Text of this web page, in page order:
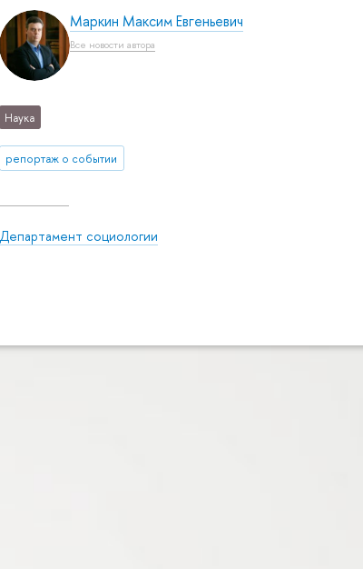
Маркин Максим Евгеньевич
Все новости автора
Наука
репортаж о событии
Департамент социологии